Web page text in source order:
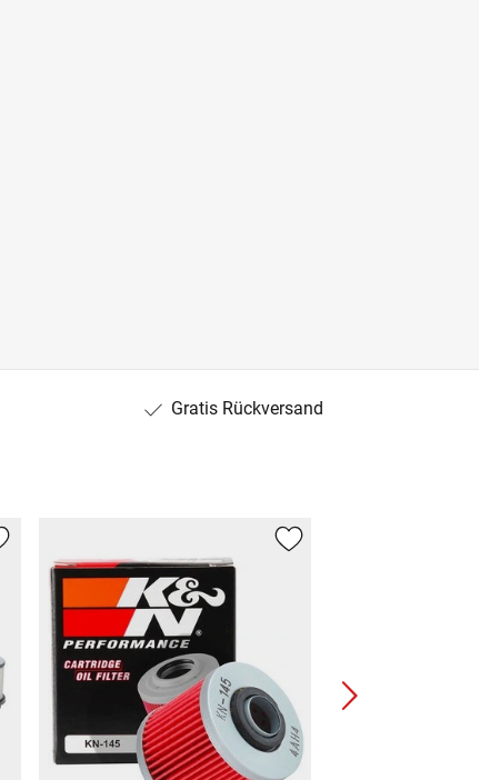
Gratis Rückversand